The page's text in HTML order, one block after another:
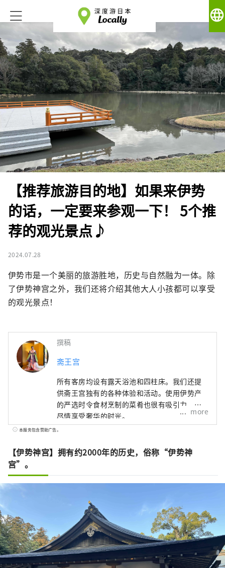
language
【推荐旅游目的地】如果来伊势
的话，一定要来参观一下！ 5个推
荐的观光景点♪
2024.07.28
伊势市是一个美丽的旅游胜地，历史与自然融为一体。除
了伊势神宫之外，我们还将介绍其他大人小孩都可以享受
的观光景点！
撰稿
斋王宫
所有客房均设有露天浴池和四柱床。我们还提
供斋王宫独有的各种体验和活动。使用伊势产
的严选时令食材烹制的菜肴也很有吸引力。请
尽情享受奢华的时光。
more
本服务包含赞助广告。
【伊势神宫】拥有约2000年的历史，俗称“伊势神
宫”。